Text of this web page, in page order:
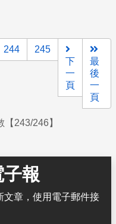
244
245
下
一
頁
最
後
一
頁
243/246】
報
文章，使用電子郵件接